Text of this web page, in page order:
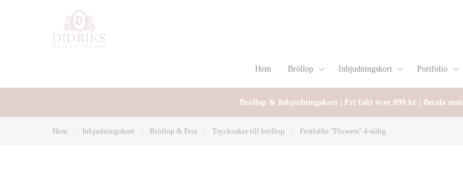
Hem Bröllop Inbjudningskort Portfolio
Bröllop & Inbjudningskort | Fri fakt över 899 kr | Betala
Hem Inbjudningskort Bröllop & Fest Trycksaker till bröllop Festhäfte "Flowers" 4-sidig